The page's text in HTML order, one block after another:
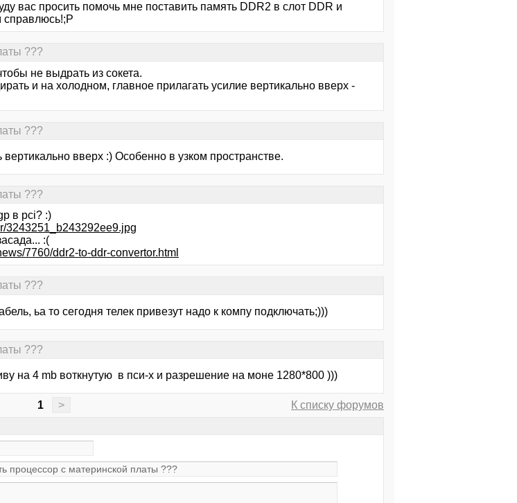
вас просить помочь мне поставить память DDR2 в слот DDR и
справлюсь!;Р
???
не выдрать из сокета.
и на холодном, главное прилагать усилие вертикально вверх -
???
вверх :) Особенно в узком пространстве.
???
в pci? :)
3243251_b243292ee9.jpg
:(
7760/ddr2-to-ddr-convertor.html
???
ьа то сегодня телек привезут надо к компу подключать;)))
???
на 4 mb воткнутую в пси-х и разрешение на моне 1280*800 )))
1 >
К списку форумов